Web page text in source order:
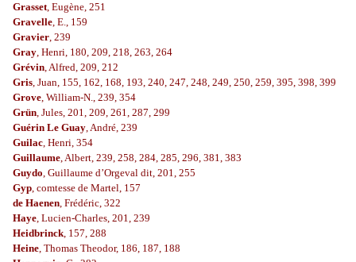
Grasset, Eugène, 251
Gravelle, E., 159
Gravier, 239
Gray, Henri, 180, 209, 218, 263, 264
Grévin, Alfred, 209, 212
Gris, Juan, 155, 162, 168, 193, 240, 247, 248, 249, 250, 259, 395, 398, 399
Grove, William-N., 239, 354
Grün, Jules, 201, 209, 261, 287, 299
Guérin Le Guay, André, 239
Guilac, Henri, 354
Guillaume, Albert, 239, 258, 284, 285, 296, 381, 383
Guydo, Guillaume d’Orgeval dit, 201, 255
Gyp, comtesse de Martel, 157
de Haenen, Frédéric, 322
Haye, Lucien-Charles, 201, 239
Heidbrinck, 157, 288
Heine, Thomas Theodor, 186, 187, 188